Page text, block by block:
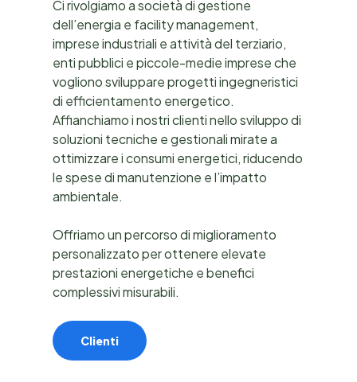
Ci rivolgiamo a società di gestione
dell’energia e facility management,
imprese industriali e attività del terziario,
enti pubblici e piccole-medie imprese che
vogliono sviluppare progetti ingegneristici
di efficientamento energetico.
Affianchiamo i nostri clienti nello sviluppo di
soluzioni tecniche e gestionali mirate a
ottimizzare i consumi energetici, riducendo
le spese di manutenzione e l’impatto
ambientale.
Offriamo un percorso di miglioramento
personalizzato per ottenere elevate
prestazioni energetiche e benefici
complessivi misurabili.
Clienti